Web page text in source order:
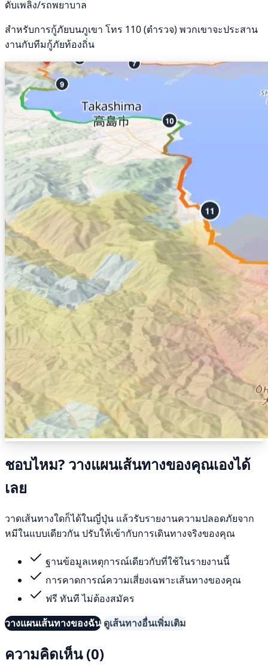
ดับเพลิง/รถพยาบาล
สำหรับการกู้ภัยบนภูเขา โทร 110 (ตำรวจ) พวกเขาจะประสาน
งานกับทีมกู้ภัยท้องถิ่น
ชอบไหม? วางแผนเส้นทางของคุณเองได้
เลย
วาดเส้นทางใดก็ได้ในญี่ปุ่น แล้วรับรายงานความปลอดภัยจาก
หมีในแบบเดียวกัน ปรับให้เข้ากับการเดินทางจริงของคุณ
ฐานข้อมูลเหตุการณ์เดียวกับที่ใช้ในรายงานนี้
การคาดการณ์ความเสี่ยงเฉพาะเส้นทางของคุณ
ฟรี ทันที ไม่ต้องสมัคร
วางแผนเส้นทางของฉัน ดูเส้นทางอื่นเพิ่มเติม
ความคิดเห็น (0)